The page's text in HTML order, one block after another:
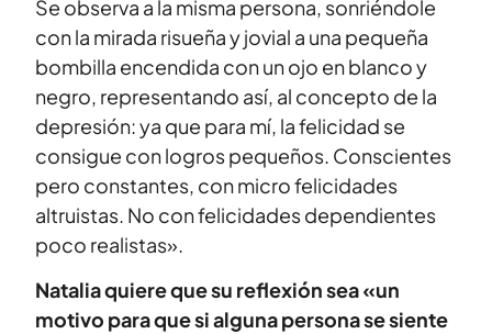
Se observa a la misma persona, sonriéndole
con la mirada risueña y jovial a una pequeña
bombilla encendida con un ojo en blanco y
negro, representando así, al concepto de la
depresión: ya que para mí, la felicidad se
consigue con logros pequeños. Conscientes
pero constantes, con micro felicidades
altruistas. No con felicidades dependientes
poco realistas».
Natalia quiere que su reflexión sea «un
motivo para que si alguna persona se siente